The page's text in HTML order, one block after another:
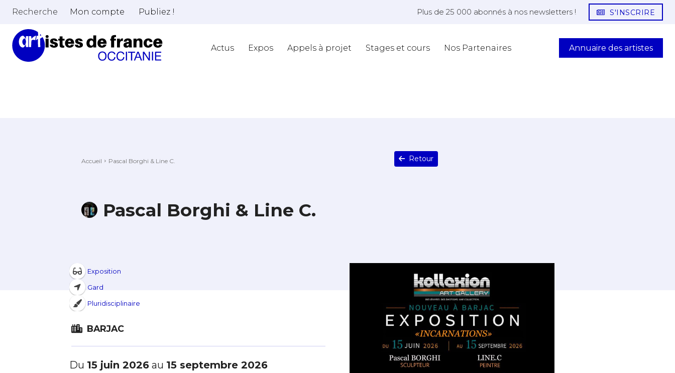
Recherche Mon compte Publiez ! Plus de 25 000 abonnés à nos newsletters ! S'INSCRIRE
Actus Expos Appels à projet Stages et cours Nos Partenaires Annuaire des artistes
Accueil Pascal Borghi & Line C. Retour
Pascal Borghi & Line C.
Exposition
Gard
Pluridisciplinaire
BARJAC
Du 15 juin 2026 au 15 septembre 2026